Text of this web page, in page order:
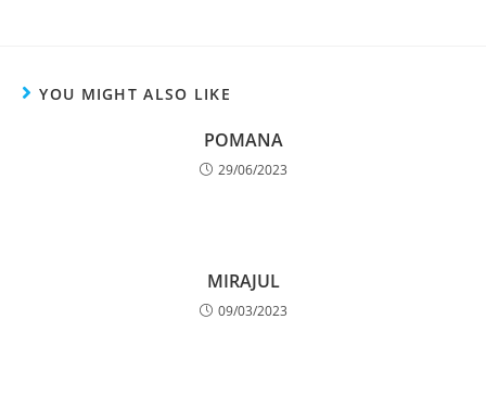
YOU MIGHT ALSO LIKE
POMANA
29/06/2023
MIRAJUL
09/03/2023